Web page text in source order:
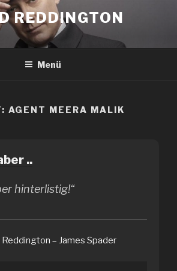
REDDINGTON
Menü
AGENT MEERA MALIK
..
hinterlistig!“
Reddington – James Spader